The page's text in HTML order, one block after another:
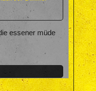
essener müde